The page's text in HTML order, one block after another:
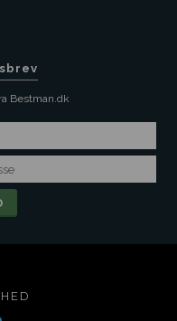
Bestman.dk